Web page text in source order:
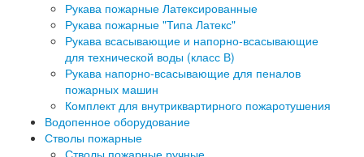
Рукава пожарные Латексированные
Рукава пожарные "Типа Латекс"
Рукава всасывающие и напорно-всасывающие
для технической воды (класс В)
Рукава напорно-всасывающие для пеналов
пожарных машин
Комплект для внутриквартирного пожаротушения
Водопенное оборудование
Стволы пожарные